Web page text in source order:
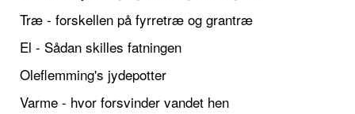
Træ - forskellen på fyrretræ og grantræ
El - Sådan skilles fatningen
Oleflemming's jydepotter
Varme - hvor forsvinder vandet hen